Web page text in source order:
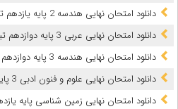
دانلود امتحان نهایی هندسه 2 پایه یازدهم تیر 1405 + پاسخ
دانلود امتحان نهایی عربی 3 پایه دوازدهم تیر 1405 + پاسخ
دانلود امتحان نهایی هندسه 3 پایه دوازدهم تیر 1405
دانلود امتحان نهایی علوم و فنون ادبی 3 پایه دوازدهم تیر 1405
دانلود امتحان نهایی زمین شناسی پایه یازدهم